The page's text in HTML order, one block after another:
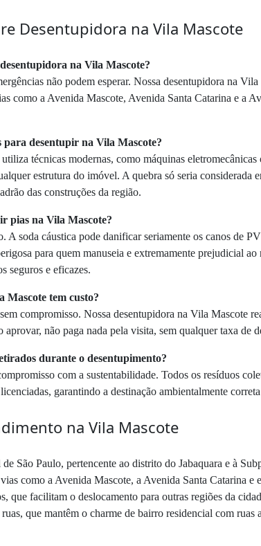
Desentupidora na Vila Mascote
na Vila Mascote?
não podem esperar. Nossa desentupidora na
como a Avenida Mascote, Avenida Santa Catarina e a
para desentupir na Vila Mascote?
técnicas modernas, como máquinas
estrutura do imóvel. A quebra só seria
das construções da região.
pias na Vila Mascote?
A soda cáustica pode danificar seriamente os canos de
para quem manuseia e extremamente prejudicial
seguros e eficazes.
Mascote tem custo?
compromisso. Nossa desentupidora na Vila Mascote
não paga nada pela visita, sem qualquer taxa de
durante o desentupimento?
com a sustentabilidade. Todos os resíduos
garantindo a destinação ambientalmente
na Vila Mascote
São Paulo, pertencente ao distrito do Jabaquara e à
como a Avenida Mascote, a Avenida Santa Catarina
que facilitam o deslocamento para outras regiões da
que mantêm o charme de bairro residencial com ruas